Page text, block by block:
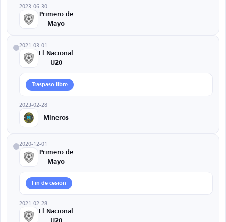
2023-06-30
Primero de
Mayo
2021-03-01
El Nacional
U20
Traspaso libre
2023-02-28
Mineros
2020-12-01
Primero de
Mayo
Fin de cesión
2021-02-28
El Nacional